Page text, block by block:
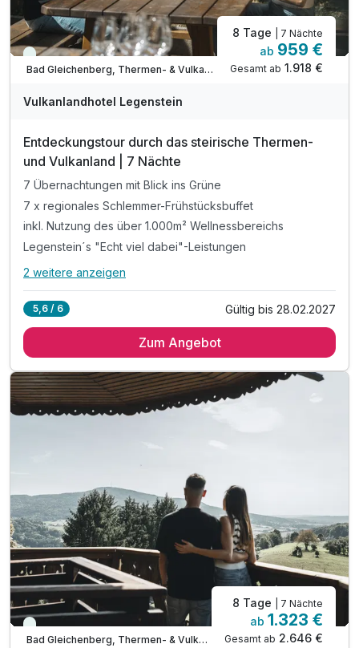
Viele Termine frei
Bad Gleichenberg, Thermen- & Vulkanland Steiermark
8 Tage | 7 Nächte
ab 959 €
Gesamt ab 1.918 €
Vulkanlandhotel Legenstein
Entdeckungstour durch das steirische Thermen-
und Vulkanland | 7 Nächte
7 Übernachtungen mit Blick ins Grüne
7 x regionales Schlemmer-Frühstücksbuffet
inkl. Nutzung des über 1.000m² Wellnessbereichs
Legenstein´s "Echt viel dabei"-Leistungen
Alle Inklusivleistungen
7 x regionales Schlemmer-Frühstücksbuffet
Legenstein´s "Echt viel dabei"-Leistungen
inkl. GenussCard mit über 200 Ausflugszielen
2 weitere anzeigen
5,6 / 6 Gültig bis 28.02.2027
Zum Angebot
Viele Termine frei
Bad Gleichenberg, Thermen- & Vulkanland Steiermark
8 Tage | 7 Nächte
ab 1.323 €
Gesamt ab 2.646 €